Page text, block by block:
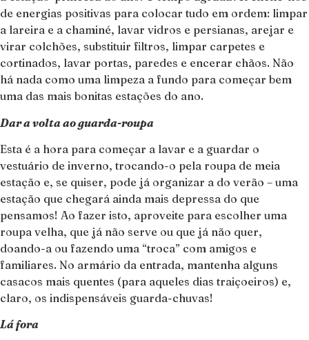
de energias positivas para colocar tudo em ordem: limpar
a lareira e a chaminé, lavar vidros e persianas, arejar e
virar colchões, substituir filtros, limpar carpetes e
cortinados, lavar portas, paredes e encerar chãos. Não
há nada como uma limpeza a fundo para começar bem
uma das mais bonitas estações do ano.
Dar a volta ao guarda-roupa
Esta é a hora para começar a lavar e a guardar o
vestuário de inverno, trocando-o pela roupa de meia
estação e, se quiser, pode já organizar a do verão – uma
estação que chegará ainda mais depressa do que
pensamos! Ao fazer isto, aproveite para escolher uma
roupa velha, que já não serve ou que já não quer,
doando-a ou fazendo uma “troca” com amigos e
familiares. No armário da entrada, mantenha alguns
casacos mais quentes (para aqueles dias traiçoeiros) e,
claro, os indispensáveis guarda-chuvas!
Lá fora